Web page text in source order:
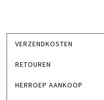
VERZENDKOSTEN
RETOUREN
HERROEP AANKOOP